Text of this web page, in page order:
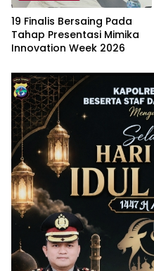
19 Finalis Bersaing Pada
Tahap Presentasi Mimika
Innovation Week 2026